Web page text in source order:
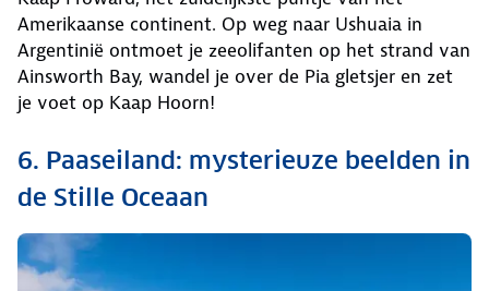
Amerikaanse continent. Op weg naar Ushuaia in
Argentinië ontmoet je zeeolifanten op het strand van
Ainsworth Bay, wandel je over de Pia gletsjer en zet
je voet op Kaap Hoorn!
6. Paaseiland: mysterieuze beelden in
de Stille Oceaan